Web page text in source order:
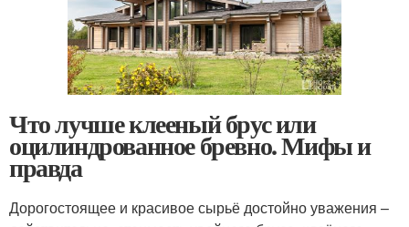
Что лучше клееный брус или
оцилиндрованное бревно. Мифы и
правда
Дорогостоящее и красивое сырьё достойно уважения –